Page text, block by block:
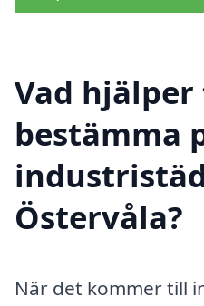
Vad
bestämma
Östervåla?
När det kommer till